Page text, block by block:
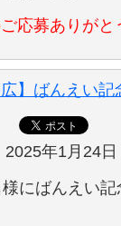
応募ありがと
広】ばんえい
2025年1月24
にばんえい